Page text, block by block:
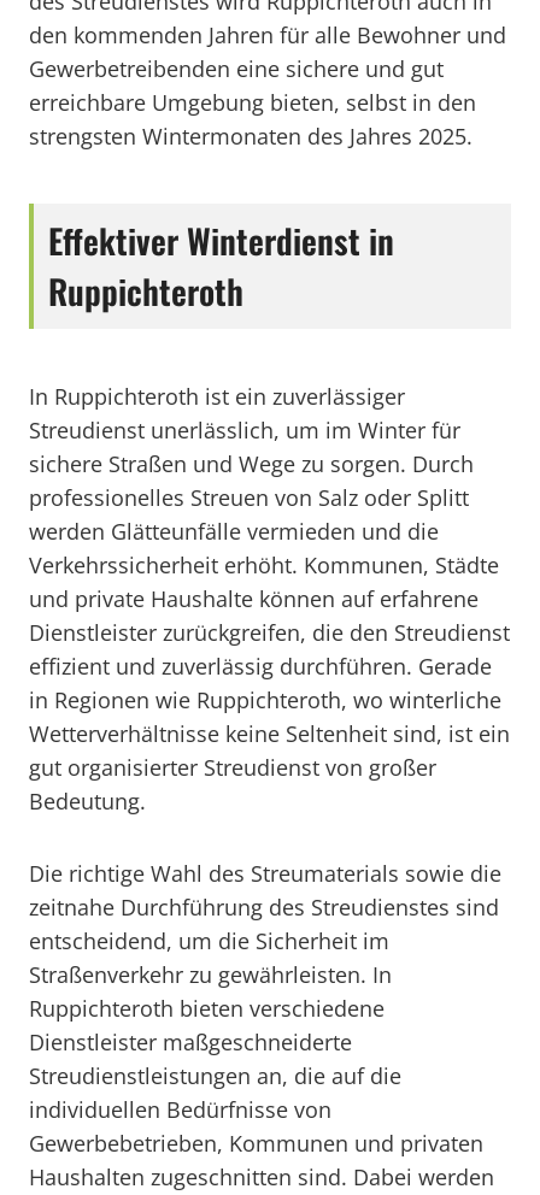
den kommenden Jahren für alle Bewohner und
Gewerbetreibenden eine sichere und gut
erreichbare Umgebung bieten, selbst in den
strengsten Wintermonaten des Jahres 2025.
Effektiver Winterdienst in
Ruppichteroth
In Ruppichteroth ist ein zuverlässiger
Streudienst unerlässlich, um im Winter für
sichere Straßen und Wege zu sorgen. Durch
professionelles Streuen von Salz oder Splitt
werden Glätteunfälle vermieden und die
Verkehrssicherheit erhöht. Kommunen, Städte
und private Haushalte können auf erfahrene
Dienstleister zurückgreifen, die den Streudienst
effizient und zuverlässig durchführen. Gerade
in Regionen wie Ruppichteroth, wo winterliche
Wetterverhältnisse keine Seltenheit sind, ist ein
gut organisierter Streudienst von großer
Bedeutung.
Die richtige Wahl des Streumaterials sowie die
zeitnahe Durchführung des Streudienstes sind
entscheidend, um die Sicherheit im
Straßenverkehr zu gewährleisten. In
Ruppichteroth bieten verschiedene
Dienstleister maßgeschneiderte
Streudienstleistungen an, die auf die
individuellen Bedürfnisse von
Gewerbebetrieben, Kommunen und privaten
Haushalten zugeschnitten sind. Dabei werden